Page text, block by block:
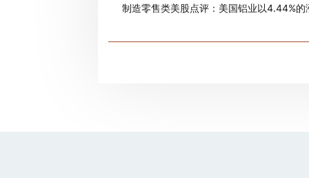
制造零售类美股点评：美国铝业以4.44%的